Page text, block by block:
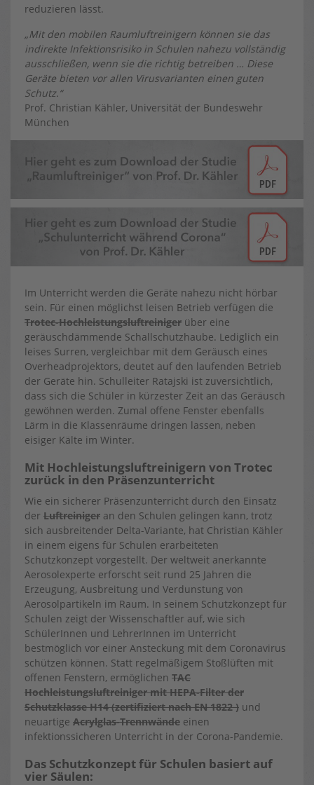
reduzieren lässt.
„Mit den mobilen Raumluftreinigern können sie das
indirekte Infektionsrisiko in Schulen nahezu vollständig
ausschließen, wenn sie die richtig betreiben … Diese
Geräte bieten vor allen Virusvarianten einen guten
Schutz.“
Prof. Christian Kähler, Universität der Bundeswehr
München
Im Unterricht werden die Geräte nahezu nicht hörbar
sein. Für einen möglichst leisen Betrieb verfügen die
Trotec-Hochleistungsluftreiniger über eine
geräuschdämmende Schallschutzhaube. Lediglich ein
leises Surren, vergleichbar mit dem Geräusch eines
Overheadprojektors, deutet auf den laufenden Betrieb
der Geräte hin. Schulleiter Ratajski ist zuversichtlich,
dass sich die Schüler in kürzester Zeit an das Geräusch
gewöhnen werden. Zumal offene Fenster ebenfalls
Lärm in die Klassenräume dringen lassen, neben
eisiger Kälte im Winter.
Mit Hochleistungsluftreinigern von Trotec
zurück in den Präsenzunterricht
Wie ein sicherer Präsenzunterricht durch den Einsatz
der Luftreiniger an den Schulen gelingen kann, trotz
sich ausbreitender Delta-Variante, hat Christian Kähler
in einem eigens für Schulen erarbeiteten
Schutzkonzept vorgestellt. Der weltweit anerkannte
Aerosolexperte erforscht seit rund 25 Jahren die
Erzeugung, Ausbreitung und Verdunstung von
Aerosolpartikeln im Raum. In seinem Schutzkonzept für
Schulen zeigt der Wissenschaftler auf, wie sich
SchülerInnen und LehrerInnen im Unterricht
bestmöglich vor einer Ansteckung mit dem Coronavirus
schützen können. Statt regelmäßigem Stoßlüften mit
offenen Fenstern, ermöglichen TAC
Hochleistungsluftreiniger mit HEPA-Filter der
Schutzklasse H14 (zertifiziert nach EN 1822 ) und
neuartige Acrylglas-Trennwände einen
infektionssicheren Unterricht in der Corona-Pandemie.
Das Schutzkonzept für Schulen basiert auf
vier Säulen: